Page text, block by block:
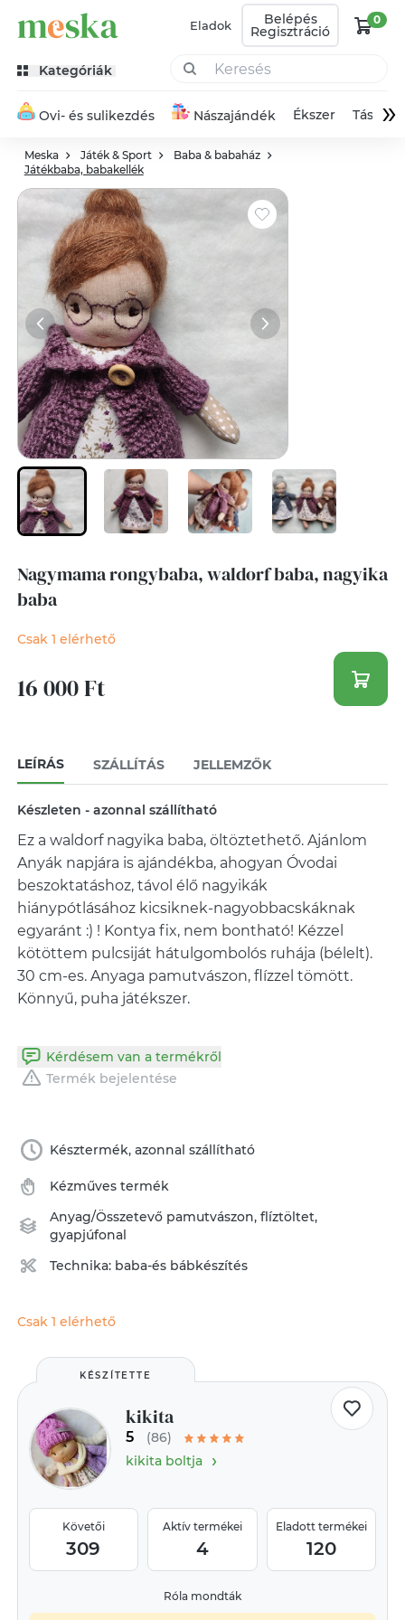
Eladok Belépés
Regisztráció
0
Kategóriák
Ovi- és sulikezdés Nászajándék Ékszer Táska»
Meska Játék & Sport
Baba & babaház
Játékbaba, babakellék
Nagymama rongybaba, waldorf baba, nagyika
baba
Csak 1 elérhető
16 000 Ft
LEÍRÁS SZÁLLÍTÁS JELLEMZŐK
Készleten - azonnal szállítható
Ez a waldorf nagyika baba, öltöztethető. Ajánlom
Anyák napjára is ajándékba, ahogyan Óvodai
beszoktatáshoz, távol élő nagyikák
hiánypótlásához kicsiknek-nagyobbacskáknak
egyaránt :) ! Kontya fix, nem bontható! Kézzel
kötöttem pulcsiját hátulgombolós ruhája (bélelt).
30 cm-es. Anyaga pamutvászon, flízzel tömött.
Könnyű, puha játékszer.
Kérdésem van a termékről
Termék bejelentése
Késztermék, azonnal szállítható
Kézműves termék
Anyag/Összetevő pamutvászon,flíztöltet,
gyapjúfonal
Technika: baba-és bábkészítés
Csak 1 elérhető
KÉSZÍTETTE
kikita
5
(86)
kikita boltja›
Követői
309
Aktív termékei
4
Eladott termékei
120
Róla mondták